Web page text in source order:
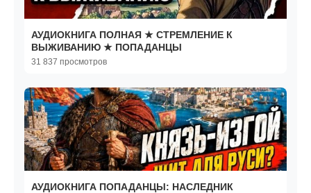
АУДИОКНИГА ПОЛНАЯ ★ СТРЕМЛЕНИЕ К
ВЫЖИВАНИЮ ★ ПОПАДАНЦЫ
31 837 просмотров
АУДИОКНИГА ПОПАДАНЦЫ: НАСЛЕДНИК